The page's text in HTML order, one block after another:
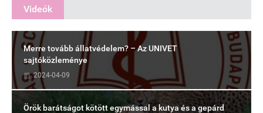
Videók
Merre tovább állatvédelem? – Az UNIVET
sajtóközleménye
2024-04-09
Örök barátságot kötött egymással a kutya és a gepárd